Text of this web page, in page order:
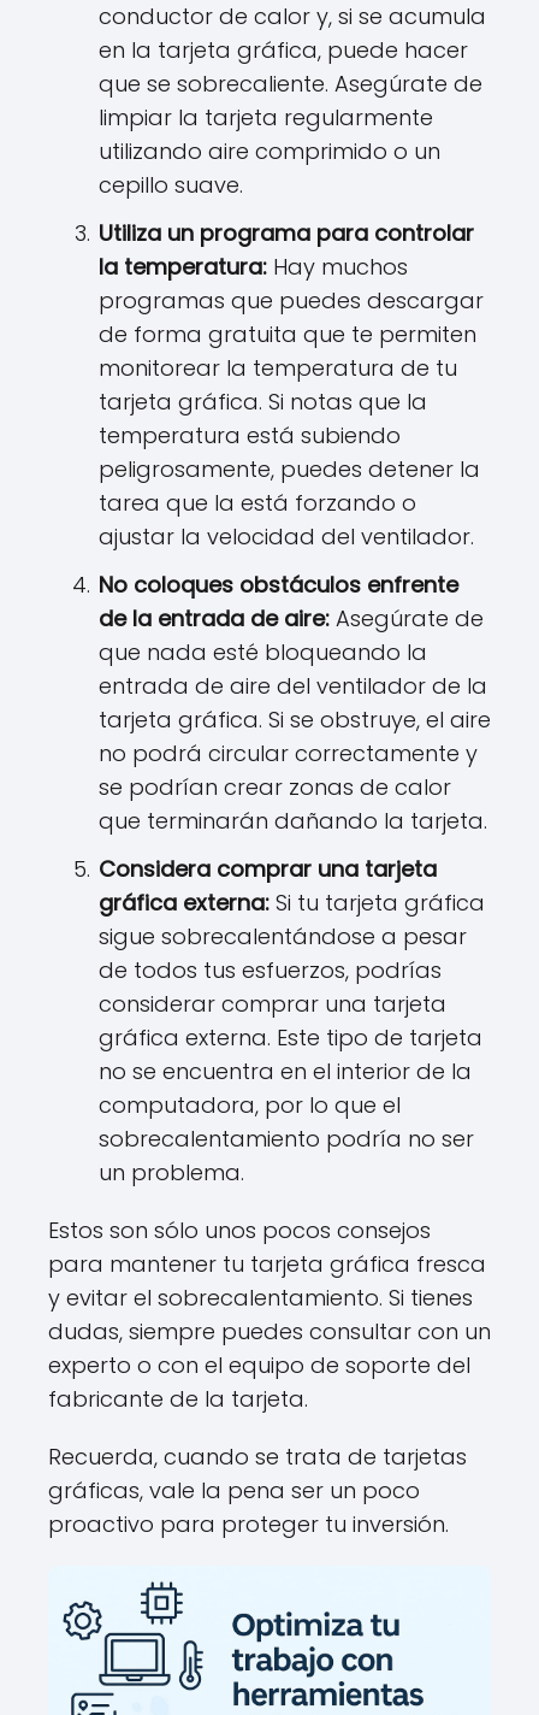
conductor de calor y, si se acumula
en la tarjeta gráfica, puede hacer
que se sobrecaliente. Asegúrate de
limpiar la tarjeta regularmente
utilizando aire comprimido o un
cepillo suave.
Utiliza un programa para controlar
la temperatura: Hay muchos
programas que puedes descargar
de forma gratuita que te permiten
monitorear la temperatura de tu
tarjeta gráfica. Si notas que la
temperatura está subiendo
peligrosamente, puedes detener la
tarea que la está forzando o
ajustar la velocidad del ventilador.
No coloques obstáculos enfrente
de la entrada de aire: Asegúrate de
que nada esté bloqueando la
entrada de aire del ventilador de la
tarjeta gráfica. Si se obstruye, el aire
no podrá circular correctamente y
se podrían crear zonas de calor
que terminarán dañando la tarjeta.
Considera comprar una tarjeta
gráfica externa: Si tu tarjeta gráfica
sigue sobrecalentándose a pesar
de todos tus esfuerzos, podrías
considerar comprar una tarjeta
gráfica externa. Este tipo de tarjeta
no se encuentra en el interior de la
computadora, por lo que el
sobrecalentamiento podría no ser
un problema.
Estos son sólo unos pocos consejos
para mantener tu tarjeta gráfica fresca
y evitar el sobrecalentamiento. Si tienes
dudas, siempre puedes consultar con un
experto o con el equipo de soporte del
fabricante de la tarjeta.
Recuerda, cuando se trata de tarjetas
gráficas, vale la pena ser un poco
proactivo para proteger tu inversión.